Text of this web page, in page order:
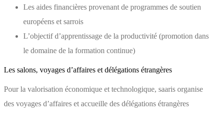
Les aides financières provenant de programmes de soutien
européens et sarrois
L’objectif d’apprentissage de la productivité (promotion dans
le domaine de la formation continue)
Les salons, voyages d’affaires et délégations étrangères
Pour la valorisation économique et technologique, saaris organise
des voyages d’affaires et accueille des délégations étrangères